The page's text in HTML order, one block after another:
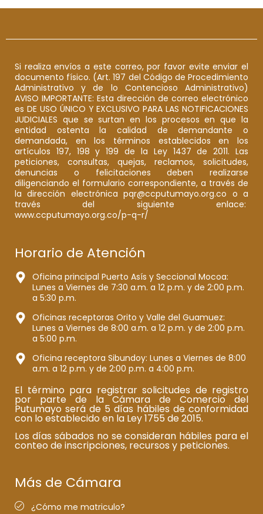
Si realiza envíos a este correo, por favor evite enviar el
documento físico. (Art. 197 del Código de Procedimiento
Administrativo y de lo Contencioso Administrativo)
AVISO IMPORTANTE: Esta dirección de correo electrónico
es DE USO ÚNICO Y EXCLUSIVO PARA LAS NOTIFICACIONES
JUDICIALES que se surtan en los procesos en que la
entidad ostenta la calidad de demandante o
demandada, en los términos establecidos en los
artículos 197, 198 y 199 de la Ley 1437 de 2011. Las
peticiones, consultas, quejas, reclamos, solicitudes,
denuncias o felicitaciones deben realizarse
diligenciando el formulario correspondiente, a través de
la dirección electrónica pqr@ccputumayo.org.co o a
través del siguiente enlace:
www.ccputumayo.org.co/p-q-r/
Horario de Atención
Oficina principal Puerto Asís y Seccional Mocoa:
Lunes a Viernes de 7:30 a.m. a 12 p.m. y de 2:00 p.m.
a 5:30 p.m.
Oficinas receptoras Orito y Valle del Guamuez:
Lunes a Viernes de 8:00 a.m. a 12 p.m. y de 2:00 p.m.
a 5:00 p.m.
Oficina receptora Sibundoy: Lunes a Viernes de 8:00
a.m. a 12 p.m. y de 2:00 p.m. a 4:00 p.m.
El término para registrar solicitudes de registro
por parte de la Cámara de Comercio del
Putumayo será de 5 días hábiles de conformidad
con lo establecido en la Ley 1755 de 2015.
Los días sábados no se consideran hábiles para el
conteo de inscripciones, recursos y peticiones.
Más de Cámara
¿Cómo me matriculo?